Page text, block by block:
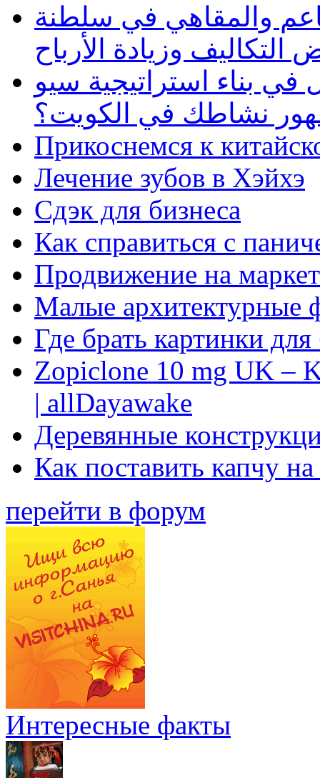
والمقاهي في سلطنة
وزيادة الأرباح
بناء استراتيجية سيو
نشاطك في الكويت؟
Прикоснемся к
Лечение зубов в Хэйхэ
Сдэк для бизнеса
Как справиться с
Продвижение на
Малые архитектурные
Где брать картинки
Zopiclone 10 mg UK –
| allDayawake
Деревянные
Как поставить капчу
перейти в форум
Интересные факты